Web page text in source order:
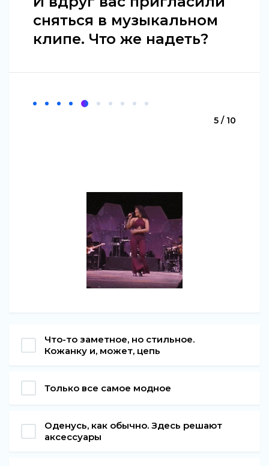
сняться в музыкальном
клипе. Что же надеть?
5 / 10
Что-то заметное, но стильное.
Кожанку и, может, цепь
Только все самое модное
Оденусь, как обычно. Здесь решают
аксессуары